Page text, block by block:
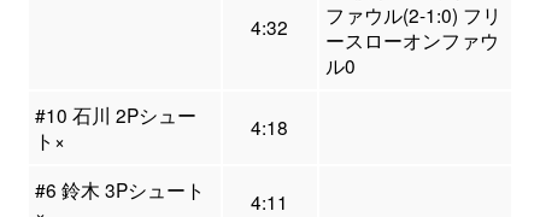
4:32
ファウル(2-1:0) フリ
ースローオンファウ
ル0
#10 石川 2Pシュー
ト×
4:18
#6 鈴木 3Pシュート
4:11